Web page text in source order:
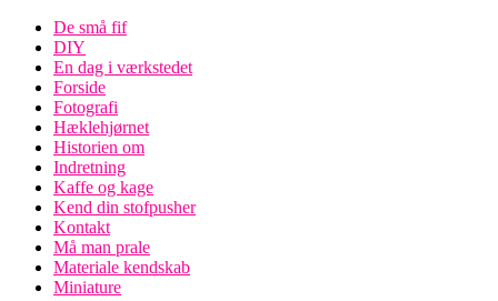
De små fif
DIY
En dag i værkstedet
Forside
Fotografi
Hæklehjørnet
Historien om
Indretning
Kaffe og kage
Kend din stofpusher
Kontakt
Må man prale
Materiale kendskab
Miniature